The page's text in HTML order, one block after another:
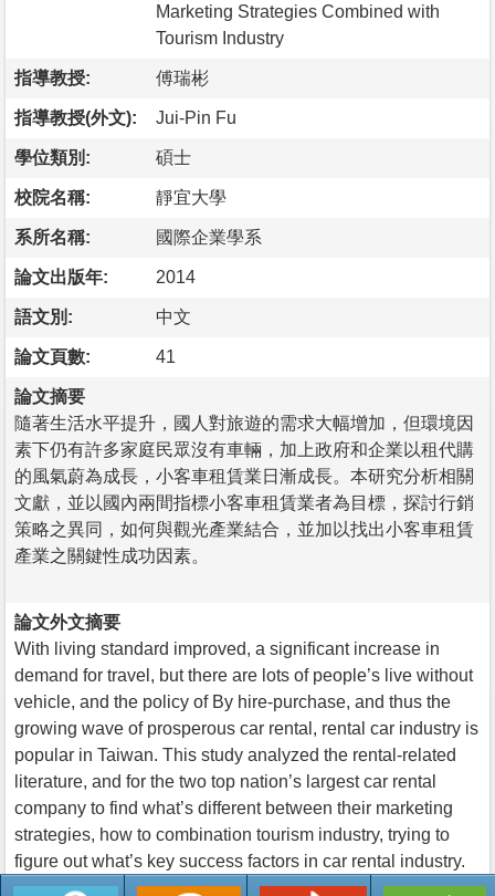
Marketing Strategies Combined with
Tourism Industry
指導教授: 傅瑞彬
指導教授(外文): Jui-Pin Fu
學位類別: 碩士
校院名稱: 靜宜大學
系所名稱: 國際企業學系
論文出版年: 2014
語文別: 中文
論文頁數: 41
論文摘要
隨著生活水平提升，國人對旅遊的需求大幅增加，但環境因
素下仍有許多家庭民眾沒有車輛，加上政府和企業以租代購
的風氣蔚為成長，小客車租賃業日漸成長。本研究分析相關
文獻，並以國內兩間指標小客車租賃業者為目標，探討行銷
策略之異同，如何與觀光產業結合，並加以找出小客車租賃
產業之關鍵性成功因素。
論文外文摘要
With living standard improved, a significant increase in
demand for travel, but there are lots of people’s live without
vehicle, and the policy of By hire-purchase, and thus the
growing wave of prosperous car rental, rental car industry is
popular in Taiwan. This study analyzed the rental-related
literature, and for the two top nation’s largest car rental
company to find what’s different between their marketing
strategies, how to combination tourism industry, trying to
figure out what’s key success factors in car rental industry.